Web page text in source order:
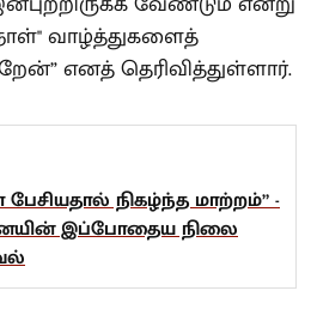
வாழ்த்துகளைத்
எனத் தெரிவித்துள்ளார்.
நிகழ்ந்த மாற்றம்” -
இப்போதைய நிலை